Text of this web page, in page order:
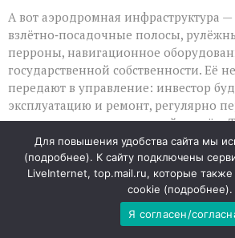
А вот аэродромная инфраструктура —
взлётно‑посадочные полосы,
перроны, навигационное
государственной собственности. Её
передают в управление: инвестор
эксплуатацию и ремонт, регулярно
государству концессионный платёж.
выгоден обеим сторонам: бизнес
поддерживать объекты в порядке,
зависит работа всего аэропорта.
Зачем это нужно и чего ждать
Для повышения удобства сайта мы
(подробнее). К сайту подключены
LiveInternet, top.mail.ru, которые
cookie (подробнее).
Я согласен/